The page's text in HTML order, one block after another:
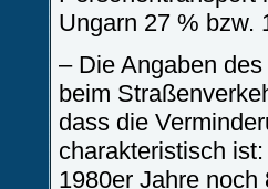
Ungarn 27 % bzw.
– Die Angaben
beim
dass die
charakteristisch
1980er Jahre